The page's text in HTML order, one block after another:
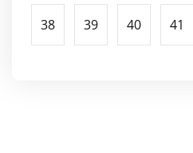
38 39 40 41